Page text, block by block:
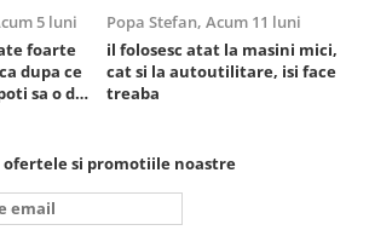
si sustinere
5 luni
foarte
dupa ce
sa o dai
care
dar daca o
ai treaba
Popa Stefan, Acum 11 luni
il folosesc atat la masini mici,
cat si la autoutilitare, isi face
treaba
ofertele si promotiile noastre